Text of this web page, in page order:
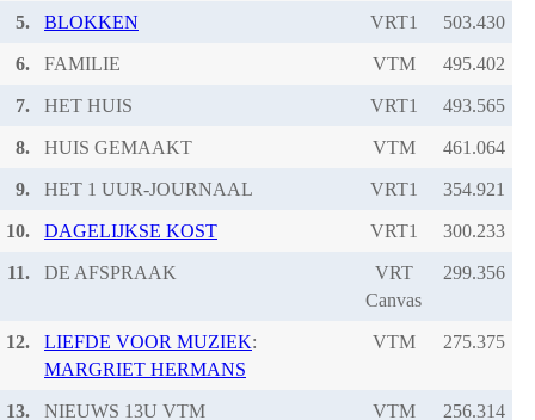
5. BLOKKEN VRT1
6. FAMILIE VTM
7. HET HUIS VRT1
8. HUIS GEMAAKT VTM
9. HET 1 UUR-JOURNAAL VRT1
10. DAGELIJKSE KOST VRT1
11. DE AFSPRAAK
VRT
Canvas
12. LIEFDE VOOR MUZIEK:
MARGRIET HERMANS
VTM
13. NIEUWS 13U VTM VTM